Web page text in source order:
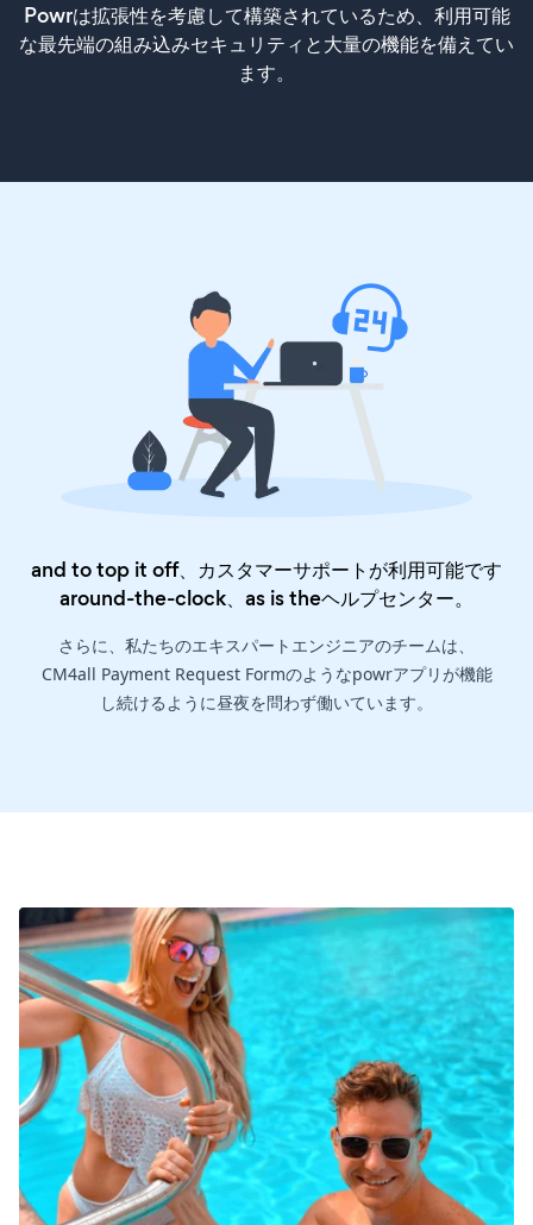
Powrは拡張性を考慮して構築されているため、利用可能
な最先端の組み込みセキュリティと大量の機能を備えてい
ます。
and to top it off、カスタマーサポートが利用可能です
around-the-clock、as is theヘルプセンター。
さらに、私たちのエキスパートエンジニアのチームは、
CM4all Payment Request Formのようなpowrアプリが機能
し続けるように昼夜を問わず働いています。